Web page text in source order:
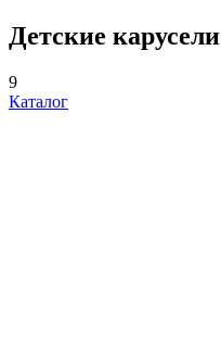
Детские карусели
9
Каталог